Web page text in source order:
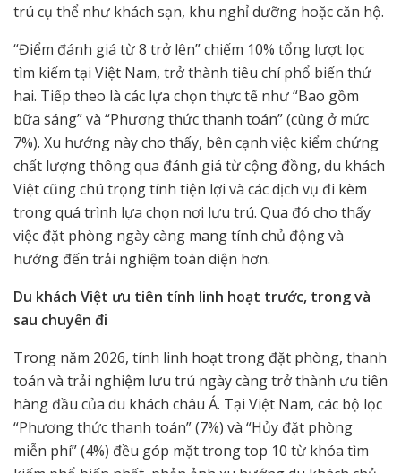
trú cụ thể như khách sạn, khu nghỉ dưỡng hoặc căn hộ.
“Điểm đánh giá từ 8 trở lên” chiếm 10% tổng lượt lọc
tìm kiếm tại Việt Nam, trở thành tiêu chí phổ biến thứ
hai. Tiếp theo là các lựa chọn thực tế như “Bao gồm
bữa sáng” và “Phương thức thanh toán” (cùng ở mức
7%). Xu hướng này cho thấy, bên cạnh việc kiểm chứng
chất lượng thông qua đánh giá từ cộng đồng, du khách
Việt cũng chú trọng tính tiện lợi và các dịch vụ đi kèm
trong quá trình lựa chọn nơi lưu trú. Qua đó cho thấy
việc đặt phòng ngày càng mang tính chủ động và
hướng đến trải nghiệm toàn diện hơn.
Du khách Việt ưu tiên tính linh hoạt trước, trong và
sau chuyến đi
Trong năm 2026, tính linh hoạt trong đặt phòng, thanh
toán và trải nghiệm lưu trú ngày càng trở thành ưu tiên
hàng đầu của du khách châu Á. Tại Việt Nam, các bộ lọc
“Phương thức thanh toán” (7%) và “Hủy đặt phòng
miễn phí” (4%) đều góp mặt trong top 10 từ khóa tìm